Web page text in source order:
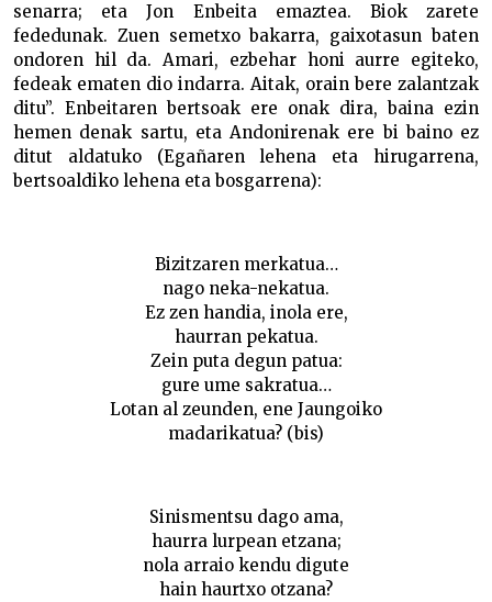
senarra; eta Jon Enbeita emaztea. Biok zarete
fededunak. Zuen semetxo bakarra, gaixotasun baten
ondoren hil da. Amari, ezbehar honi aurre egiteko,
fedeak ematen dio indarra. Aitak, orain bere zalantzak
ditu”. Enbeitaren bertsoak ere onak dira, baina ezin
hemen denak sartu, eta Andonirenak ere bi baino ez
ditut aldatuko (Egañaren lehena eta hirugarrena,
bertsoaldiko lehena eta bosgarrena):
Bizitzaren merkatua…
nago neka-nekatua.
Ez zen handia, inola ere,
haurran pekatua.
Zein puta degun patua:
gure ume sakratua…
Lotan al zeunden, ene Jaungoiko
madarikatua? (bis)
Sinismentsu dago ama,
haurra lurpean etzana;
nola arraio kendu digute
hain haurtxo otzana?